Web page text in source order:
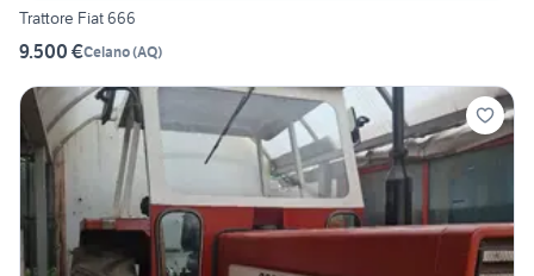
Trattore Fiat 666
9.500 €Celano(AQ)